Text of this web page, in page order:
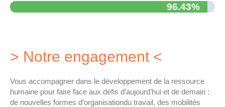
96.43%
> Notre engagement <
Vous accompagner dans le développement de la ressource
humaine pour faire face aux défis d’aujourd’hui et de demain :
de nouvelles formes d’organisationdu travail, des mobilités